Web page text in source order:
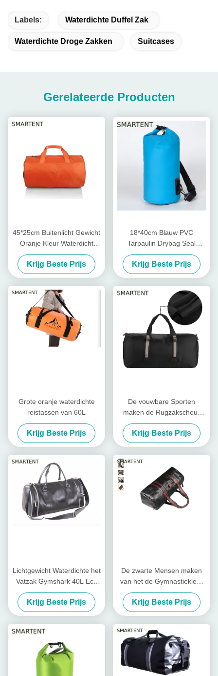
Labels: Waterdichte Duffel Zak
Waterdichte Droge Zakken Suitcases
Gerelateerde Producten
45*25cm Buitenlicht Gewicht
Oranje Kleur Waterdicht
Gecoat Polyester Oxford
Barrel Reistassen
Krijg Beste Prijs
18*40cm Blauw PVC
Tarpaulin Drybag Seal
Camping Beach Rafting
Overboard Waterdicht
buiszak lichtgewicht 5L - 30L
met riem
Krijg Beste Prijs
Grote oranje waterdichte
reistassen van 60L
Krijg Beste Prijs
De vouwbare Sporten
maken de Rugzakscheur
Bestand Nylon Hangbag van
Reiszakken waterdicht
Krijg Beste Prijs
Lichtgewicht Waterdichte het
Vatzak Gymshark 40L Eco
Vriendschappelijke EN71 van
Pu
Krijg Beste Prijs
De zwarte Mensen maken
van het de Gymnastiekleer
van Reiszakken Zak
53X18X21cm van Duffle
waterdicht
Krijg Beste Prijs